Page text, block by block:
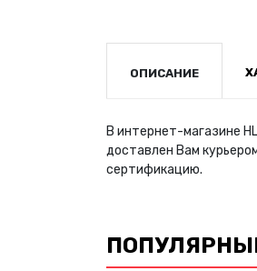
ОПИСАНИЕ
В интернет-магазине
доставлен Вам
сертификацию.